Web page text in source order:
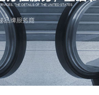
梯
升梯
梯
梯
梯